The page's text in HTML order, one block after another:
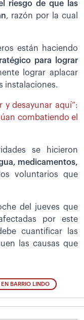
riesgo de que las
, razón por la cual
están haciendo
para lograr
lograr aplacar
instalaciones.
y desayunar aquí”:
combatiendo el
se hicieron
medicamentos,
voluntarios que
del jueves que
por este
cuantificar las
las causas que
EN BARRIO LINDO